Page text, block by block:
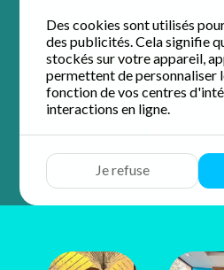
Des cookies sont utilisés
des publicités. Cela signifie
stockés sur votre appareil,
permettent de personnaliser
fonction de vos centres
interactions en ligne.
Je refuse
agence de proximité pour un
5 / 5
Devis Discuter